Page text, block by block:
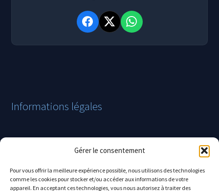
Gérer le consentement
Pour vous offrir la meilleure expérience possible, nous utilisons des technologies
comme les cookies pour stocker et/ou accéder aux informations de votre
appareil. En acceptant ces technologies, vous nous autorisez à traiter des
Informations légales
Conditions générales de vente